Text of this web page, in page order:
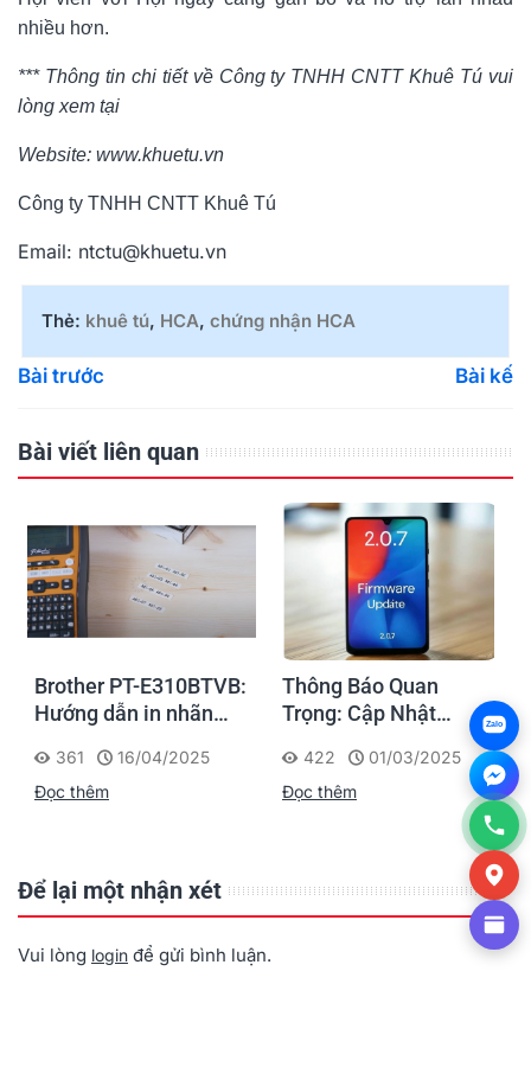
nhiều hơn.
*** Thông tin chi tiết về Công ty TNHH CNTT Khuê Tú vui
lòng xem tại
Website: www.khuetu.vn
Công ty TNHH CNTT Khuê Tú
Email: ntctu@khuetu.vn
Thẻ: khuê tú, HCA, chứng nhận HCA
Bài trước Bài kế
Bài viết liên quan
Brother PT-E310BTVB:
Hướng dẫn in nhãn
Điện - Mạng dễ dàng
361
16/04/2025
Đọc thêm
Thông Báo Quan
Trọng: Cập Nhật
Động P832 Ngay Hôm
Nay
422
01/03/2025
Đọc thêm
Để lại một nhận xét
Vui lòng login để gửi bình luận.
Zalo